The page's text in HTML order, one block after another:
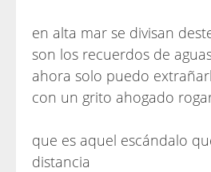
en alta mar se divisan
son los recuerdos de
ahora solo puedo
con un grito ahogado
que es aquel escándalo
distancia